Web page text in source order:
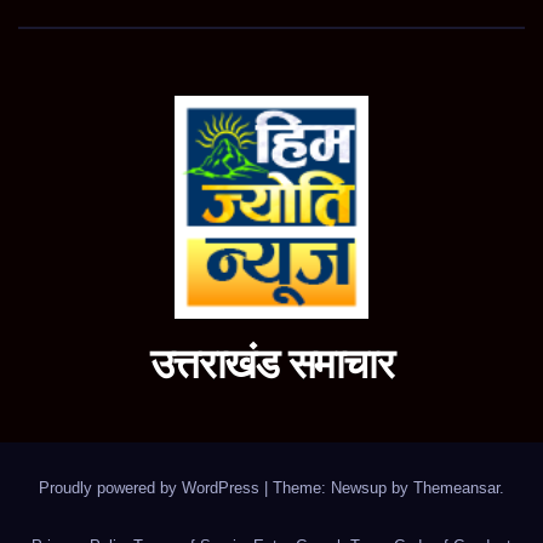
उत्तराखंड समाचार
Proudly powered by WordPress Theme: Newsup by Themeansar.